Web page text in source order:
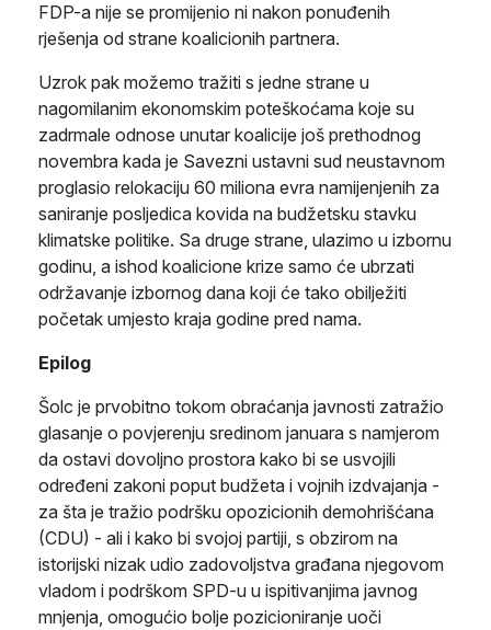
FDP-a nije se promijenio ni nakon ponuđenih
rješenja od strane koalicionih partnera.
Uzrok pak možemo tražiti s jedne strane u
nagomilanim ekonomskim poteškoćama koje su
zadrmale odnose unutar koalicije još prethodnog
novembra kada je Savezni ustavni sud neustavnom
proglasio relokaciju 60 miliona evra namijenjenih za
saniranje posljedica kovida na budžetsku stavku
klimatske politike. Sa druge strane, ulazimo u izbornu
godinu, a ishod koalicione krize samo će ubrzati
održavanje izbornog dana koji će tako obilježiti
početak umjesto kraja godine pred nama.
Epilog
Šolc je prvobitno tokom obraćanja javnosti zatražio
glasanje o povjerenju sredinom januara s namjerom
da ostavi dovoljno prostora kako bi se usvojili
određeni zakoni poput budžeta i vojnih izdvajanja -
za šta je tražio podršku opozicionih demohrišćana
(CDU) - ali i kako bi svojoj partiji, s obzirom na
istorijski nizak udio zadovoljstva građana njegovom
vladom i podrškom SPD-u u ispitivanjima javnog
mnjenja, omogućio bolje pozicioniranje uoči